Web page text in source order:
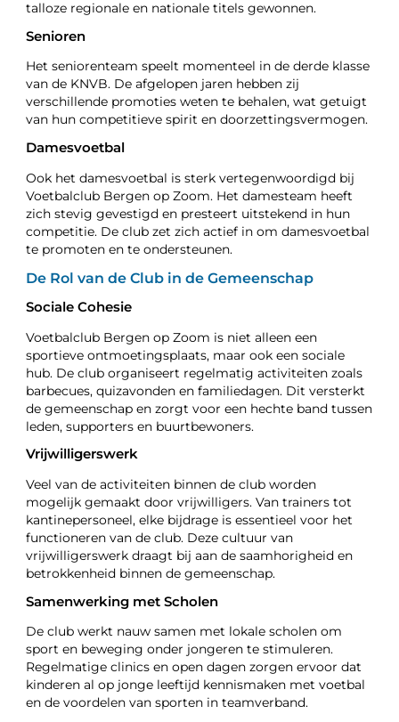
talloze regionale en nationale titels gewonnen.
Senioren
Het seniorenteam speelt momenteel in de derde klasse
van de KNVB. De afgelopen jaren hebben zij
verschillende promoties weten te behalen, wat getuigt
van hun competitieve spirit en doorzettingsvermogen.
Damesvoetbal
Ook het damesvoetbal is sterk vertegenwoordigd bij
Voetbalclub Bergen op Zoom. Het damesteam heeft
zich stevig gevestigd en presteert uitstekend in hun
competitie. De club zet zich actief in om damesvoetbal
te promoten en te ondersteunen.
De Rol van de Club in de Gemeenschap
Sociale Cohesie
Voetbalclub Bergen op Zoom is niet alleen een
sportieve ontmoetingsplaats, maar ook een sociale
hub. De club organiseert regelmatig activiteiten zoals
barbecues, quizavonden en familiedagen. Dit versterkt
de gemeenschap en zorgt voor een hechte band tussen
leden, supporters en buurtbewoners.
Vrijwilligerswerk
Veel van de activiteiten binnen de club worden
mogelijk gemaakt door vrijwilligers. Van trainers tot
kantinepersoneel, elke bijdrage is essentieel voor het
functioneren van de club. Deze cultuur van
vrijwilligerswerk draagt bij aan de saamhorigheid en
betrokkenheid binnen de gemeenschap.
Samenwerking met Scholen
De club werkt nauw samen met lokale scholen om
sport en beweging onder jongeren te stimuleren.
Regelmatige clinics en open dagen zorgen ervoor dat
kinderen al op jonge leeftijd kennismaken met voetbal
en de voordelen van sporten in teamverband.